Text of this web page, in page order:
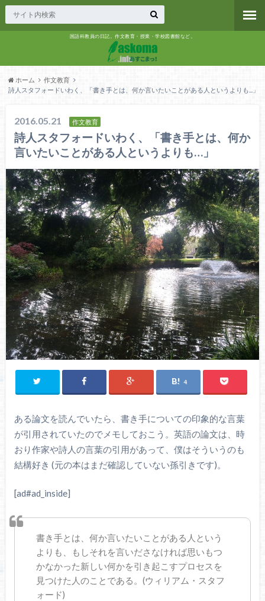
国語科教員の日記。作文教育・授業・学校図書館など。
ホーム
作文教育
詩人スタフォードいわく、「書き手とは、何か言いたいことがある人というよりも...」
2016.05.21 作文教育
詩人スタフォードいわく、「書き手とは、何か
言いたいことがある人というよりも…」
4
ある論文を読んでいたら、書き手についての印象的な言葉
が引用されていたのでメモしておこう。英語の論文は、時
おり作家や詩人の言葉の引用があって、僕はそういうのも
結構好き (元の本はまだ確認していない孫引きです)。
[ad#ad_inside]
書き手とは、何か言いたいことがある人という
よりも、もしそれを言いださなければ思いもつ
かなかった新しい何かを引き起こすプロセスを
見つけた人のことである。(ウィリアム・スタフ
ォード)